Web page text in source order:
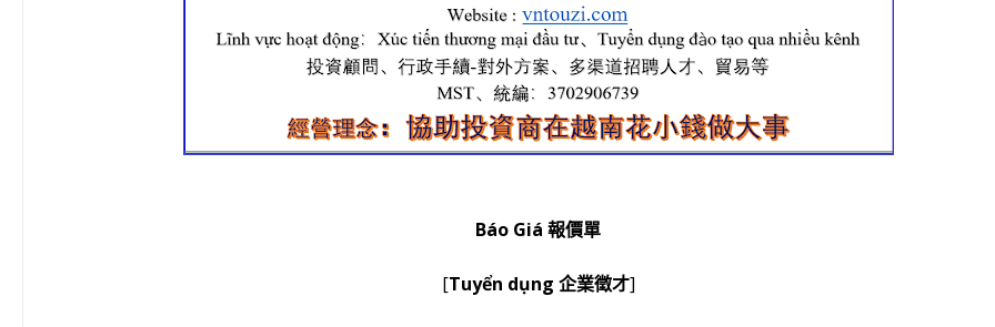
Báo Giá 報價單
[Tuyển dụng 企業徵才]